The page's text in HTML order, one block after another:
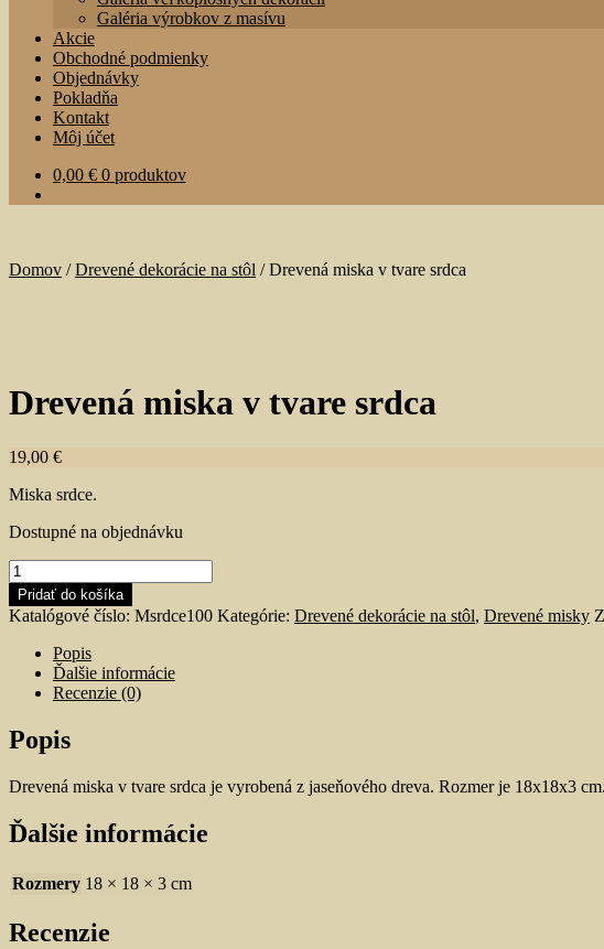
menu
Galéria výrobkov z masívu
Akcie
Obchodné podmienky
Objednávky
Pokladňa
Kontakt
Môj účet
0,00 € 0 produktov
Domov /Drevené dekorácie na stôl /Drevená miska v tvare srdca
Drevená miska v tvare srdca
19,00 €
Miska srdce.
Dostupné na objednávku
množstvo
Drevená
miska
v
tvare
srdca
Pridať do košíka
Katalógové číslo: Msrdce100 Kategórie: Drevené dekorácie na stôl, Drevené misky
Popis
Ďalšie informácie
Recenzie (0)
Popis
Drevená miska v tvare srdca je vyrobená z jaseňového dreva. Rozmer je 18x18x3
Ďalšie informácie
Rozmery 18 × 18 × 3 cm
Recenzie